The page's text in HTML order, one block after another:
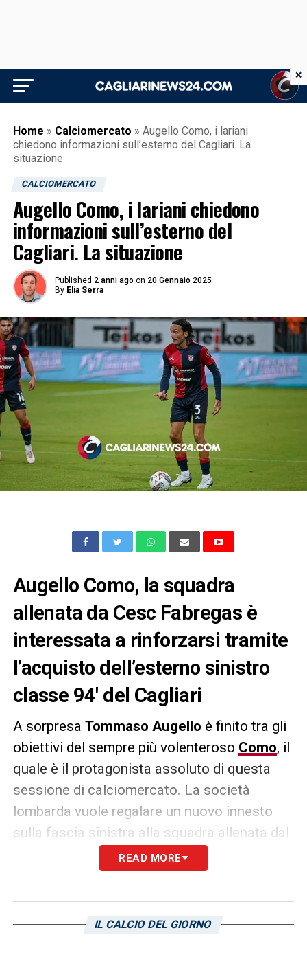
Home » Calciomercato » Augello Como, i lariani
chiedono informazioni sull’esterno del Cagliari. La
situazione
CALCIOMERCATO
Augello Como, i lariani chiedono
informazioni sull’esterno del
Cagliari. La situazione
Published 2 anni ago on 20 Gennaio 2025
By Elia Serra
Augello Como, la squadra
allenata da Cesc Fabregas è
interessata a rinforzarsi tramite
l’acquisto dell’esterno sinistro
classe 94′ del Cagliari
A sorpresa Tommaso Augello è finito tra gli
obiettivi del sempre più volenteroso Como, il
quale è il protagonista assoluto di questa
sessione di calciomercato. La società
lombarda vuole regalare un nuovo innesto
sulla fascia sinistra alla squadra allenata dal
tecnico Cesc Fabregas. I lariani hanno
chiesto informazioni sull’esterno classe 94′
riporta via socialNicolò Schira.
READ MORE
IL CALCIO DEL GIORNO
×